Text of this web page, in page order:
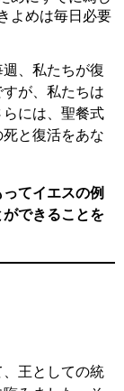
よめは毎日必要
、私たちが復
が、私たちは
には、聖餐式
と復活をあな
てイエスの例
できることを
王としての統